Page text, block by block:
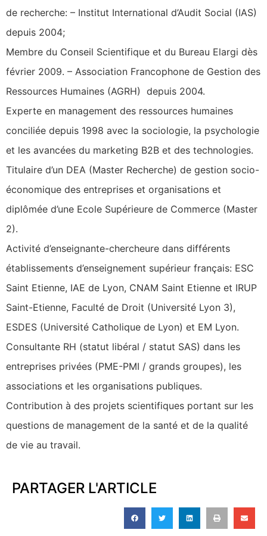
de recherche: – Institut International d’Audit Social (IAS)
depuis 2004;
Membre du Conseil Scientifique et du Bureau Elargi dès
février 2009. – Association Francophone de Gestion des
Ressources Humaines (AGRH) depuis 2004.
Experte en management des ressources humaines
conciliée depuis 1998 avec la sociologie, la psychologie
et les avancées du marketing B2B et des technologies.
Titulaire d’un DEA (Master Recherche) de gestion socio-
économique des entreprises et organisations et
diplômée d’une Ecole Supérieure de Commerce (Master
2).
Activité d’enseignante-chercheure dans différents
établissements d’enseignement supérieur français: ESC
Saint Etienne, IAE de Lyon, CNAM Saint Etienne et IRUP
Saint-Etienne, Faculté de Droit (Université Lyon 3),
ESDES (Université Catholique de Lyon) et EM Lyon.
Consultante RH (statut libéral / statut SAS) dans les
entreprises privées (PME-PMI / grands groupes), les
associations et les organisations publiques.
Contribution à des projets scientifiques portant sur les
questions de management de la santé et de la qualité
de vie au travail.
PARTAGER L'ARTICLE